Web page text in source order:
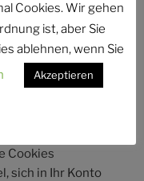
wir?
unerlässlich, damit
Website nutzen
zu
Cookies
sich in Ihr Konto
Cookies. Wir gehen
ist, aber Sie
ablehnen, wenn Sie
Akzeptieren